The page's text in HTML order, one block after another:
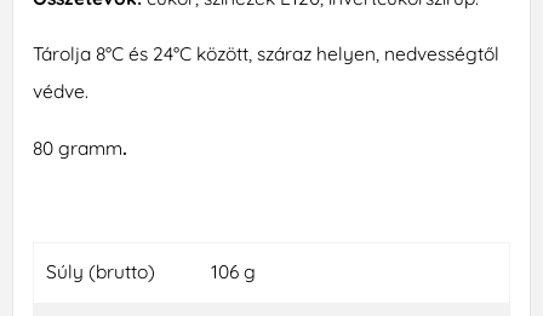
Tárolja 8°C és 24°C között, száraz helyen, nedvességtől
védve.
80 gramm.
Súly (brutto) 106 g